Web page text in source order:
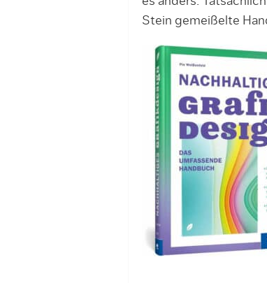
Stein gemeißelte